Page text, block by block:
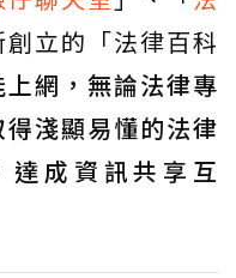
創立的「法律百科
上網，無論法律專
淺顯易懂的法律
達成資訊共享互